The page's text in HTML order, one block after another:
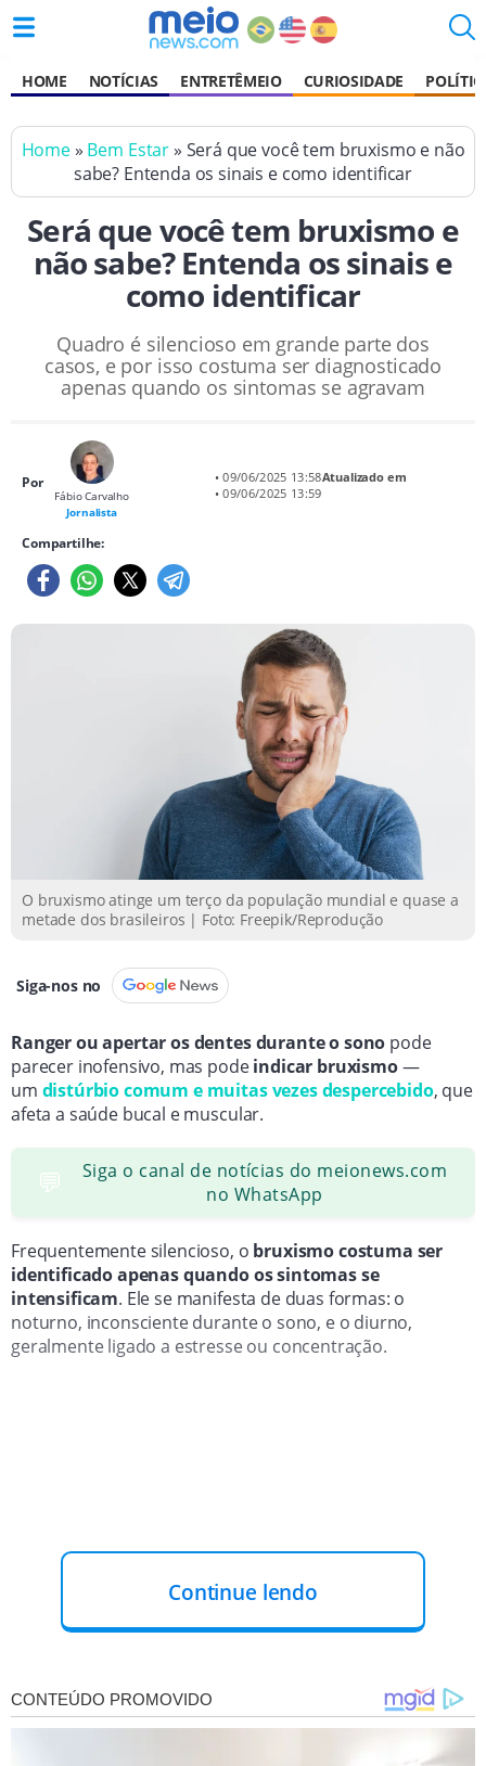
HOME NOTÍCIAS ENTRETÊMEIO CURIOSIDADE
Home» Bem Estar» Será que você tem bruxismo e não
sabe? Entenda os sinais e como identificar
Será que você tem bruxismo e
não sabe? Entenda os sinais e
como identificar
Quadro é silencioso em grande parte dos
casos, e por isso costuma ser diagnosticado
apenas quando os sintomas se agravam
Por
Fábio Carvalho
Jornalista
• 09/06/2025 13:58Atualizado em
• 09/06/2025 13:59
Compartilhe:
O bruxismo atinge um terço da população mundial e quase a
metade dos brasileiros | Foto: Freepik/Reprodução
Siga-nos no
Ranger ou apertar os dentes durante o sono pode
parecer inofensivo, mas podeindicar bruxismo—
um distúrbio comum e muitas vezes despercebido, que
afeta a saúde bucal e muscular.
💬
Siga o canal de notícias do meionews.com
no WhatsApp
Frequentemente silencioso, o bruxismo costuma ser
identificado apenas quando os sintomas se
intensificam. Ele se manifesta de duas formas: o
noturno, inconsciente durante o sono, e o diurno,
geralmente ligado a estresse ou concentração.
Em ambos os casos, o
hábito repetitivo pode provocar
desgaste dental, dores faciais, cefaleia, problemas na
articulação temporomandibular (ATM) e dificuldade para
Continue lendo